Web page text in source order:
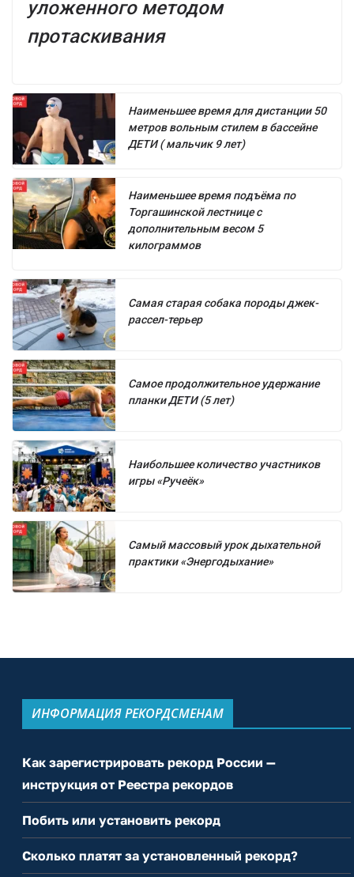
уложенного методом
протаскивания
Наименьшее время для дистанции 50
метров вольным стилем в бассейне
ДЕТИ ( мальчик 9 лет)
Наименьшее время подъёма по
Торгашинской лестнице с
дополнительным весом 5
килограммов
Самая старая собака породы джек-
рассел-терьер
Самое продолжительное удержание
планки ДЕТИ (5 лет)
Наибольшее количество участников
игры «Ручеёк»
Самый массовый урок дыхательной
практики «Энергодыхание»
ИНФОРМАЦИЯ РЕКОРДСМЕНАМ
Как зарегистрировать рекорд России —
инструкция от Реестра рекордов
Побить или установить рекорд
Сколько платят за установленный рекорд?